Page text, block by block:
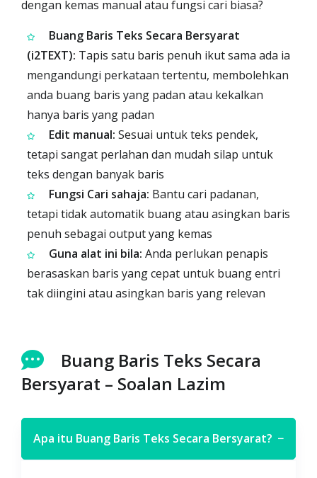
dengan kemas manual atau fungsi cari biasa?
Buang Baris Teks Secara Bersyarat
(i2TEXT): Tapis satu baris penuh ikut sama ada ia
mengandungi perkataan tertentu, membolehkan
anda buang baris yang padan atau kekalkan
hanya baris yang padan
Edit manual: Sesuai untuk teks pendek,
tetapi sangat perlahan dan mudah silap untuk
teks dengan banyak baris
Fungsi Cari sahaja: Bantu cari padanan,
tetapi tidak automatik buang atau asingkan baris
penuh sebagai output yang kemas
Guna alat ini bila: Anda perlukan penapis
berasaskan baris yang cepat untuk buang entri
tak diingini atau asingkan baris yang relevan
Buang Baris Teks Secara
Bersyarat – Soalan Lazim
Apa itu Buang Baris Teks Secara Bersyarat? −